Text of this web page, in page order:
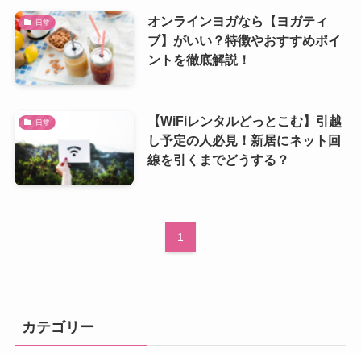
日常
オンラインヨガなら【ヨガティ
ブ】がいい？特徴やおすすめポイ
ントを徹底解説！
日常
【WiFiレンタルどっとこむ】引越
し予定の人必見！新居にネット回
線を引くまでどうする？
1
カテゴリー